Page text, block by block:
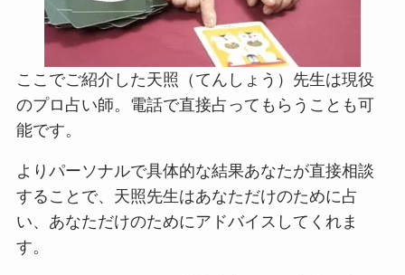
ここでご紹介した天照（てんしょう）先生は現役
のプロ占い師。電話で直接占ってもらうことも可
能です。
よりパーソナルで具体的な結果あなたが直接相談
することで、天照先生はあなただけのために占
い、あなただけのためにアドバイスしてくれま
す。